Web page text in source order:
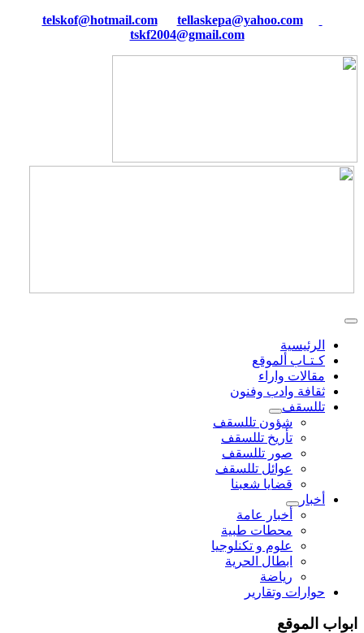
tellaskepa@yahoo.com
tskf2004@gmail.com
الرئيسية
كـتـاب ألموقع
مقالات واراء
ثقافة وادب وفنون
تللسقف
شؤون تللسقف
تأريخ تللسقف
صور تللسقف
عوائل تللسقف
قضايا شعبنا
أخبار
أخبار عامة
محطات طبية
علوم و تکنلوجیا
ابطال الحرية
رياضة
حوارات وتقارير
ابواب الموقع